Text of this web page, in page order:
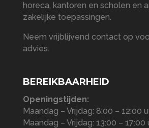
horeca, kantoren en scholen en
zakelijke toepassingen.
Neem vrijblijvend contact op
advies.
BEREIKBAARHEID
Openingstijden:
Maandag – Vrijdag: 8:00 – 12:00
Maandag – Vrijdag: 13:00 – 17:00